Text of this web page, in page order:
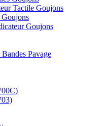
Tactile Goujons
Goujons
Pavage